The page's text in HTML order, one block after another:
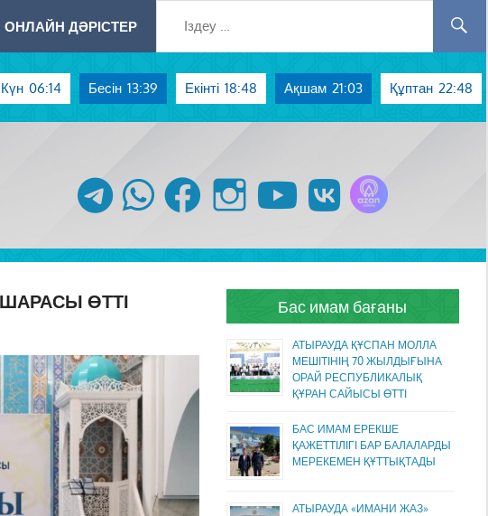
ОНЛАЙН ДӘРІСТЕР
Күн 06:14 Бесін 13:39 Екінті 18:48 Ақшам 21:03 Құптан 22:48
telegram whatsapp facebook instagram youtubevk
ӨТТІ Бас имам бағаны
АТЫРАУДА ҚҰСПАН МОЛЛА
МЕШІТІНІҢ 70 ЖЫЛДЫҒЫНА
ОРАЙ РЕСПУБЛИКАЛЫҚ
ҚҰРАН САЙЫСЫ ӨТТІ
БАС ИМАМ ЕРЕКШЕ
ҚАЖЕТТІЛІГІ БАР БАЛАЛАРДЫ
МЕРЕКЕМЕН ҚҰТТЫҚТАДЫ
АТЫРАУДА «ИМАНИ ЖАЗ»